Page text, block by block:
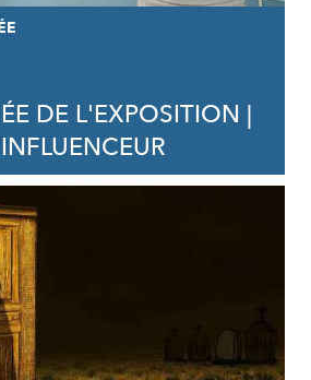
DE L'EXPOSITION |